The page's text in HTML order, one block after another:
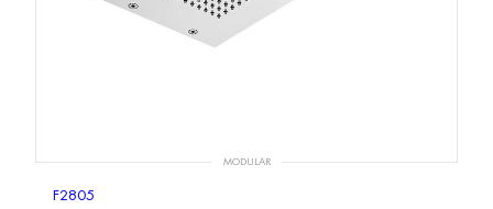
MODULAR
F2805